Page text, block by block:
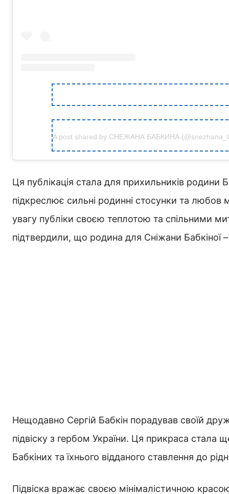
A post shared by СНЕЖАНА БАБКИНА
Ця публікація стала для прихильників
підкреслює сильні родинні стосунки та любов
увагу публіки своєю теплотою та спільними
підтвердили, що родина для Сніжани Бабкіної
Нещодавно Сергій Бабкін порадував своїй
підвіску з гербом України. Ця прикраса стала
Бабкіних та їхнього відданого ставлення до
Підвіска вражає своєю мінімалістичною